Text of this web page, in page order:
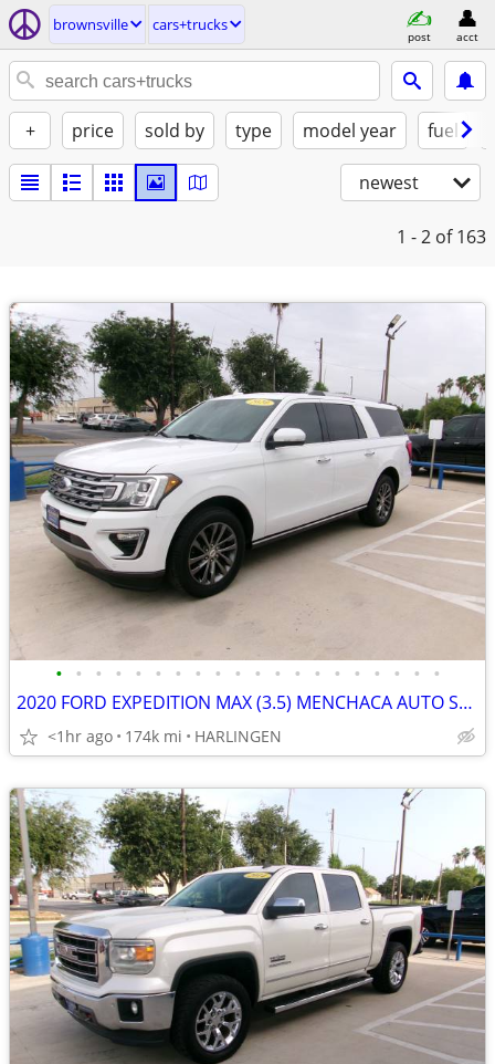
brownsville cars+trucks
post acct
+ price sold by type model year fuel
newest
1 - 2 of 163
• • • • • • • • • • • • • • • • • • • •
2020 FORD EXPEDITION MAX (3.5) MENCHACA AUTO SALES
<1hr ago 174k mi HARLINGEN